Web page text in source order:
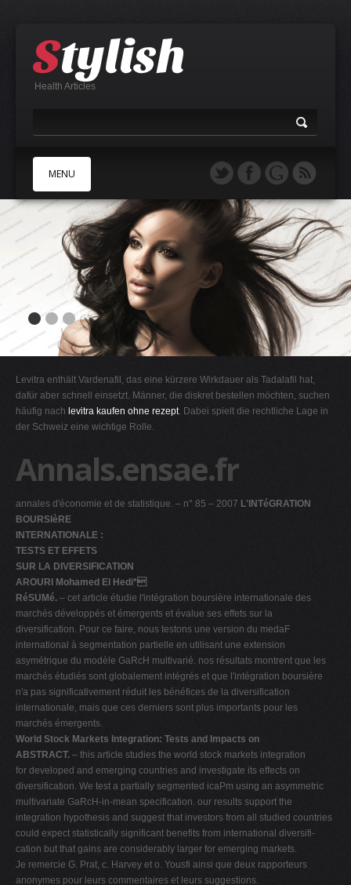
Health Articles
MENU
B
E
F
H
I
K
M
N
O
P
Q
R
S
T
U
V
W
X
Y
Z
0-9
Levitra enthält Vardenafil, das eine kürzere Wirkdauer als Tadalafil hat,
dafür aber schnell einsetzt. Männer, die diskret bestellen möchten, suchen
häufig nach levitra kaufen ohne rezept. Dabei spielt die rechtliche Lage in
der Schweiz eine wichtige Rolle.
Annals.ensae.fr
annales d'économie et de statistique. – n° 85 – 2007 L'INTéGRATION
BOURSIèRE
INTERNATIONALE :
TESTS ET EFFETS
SUR LA DIVERSIFICATION
AROURI Mohamed El Hedi*
RéSUMé. – cet article étudie l'intégration boursière internationale des
marchés développés et émergents et évalue ses effets sur la
diversification. Pour ce faire, nous testons une version du medaF
international à segmentation partielle en utilisant une extension
asymétrique du modèle GaRcH multivarié. nos résultats montrent que les
marchés étudiés sont globalement intégrés et que l'intégration boursière
n'a pas significativement réduit les bénéfices de la diversification
internationale, mais que ces derniers sont plus importants pour les
marchés émergents.
World Stock Markets Integration: Tests and Impacts on
ABSTRACT. – this article studies the world stock markets integration
for developed and emerging countries and investigate its effects on
diversification. We test a partially segmented icaPm using an asymmetric
multivariate GaRcH-in-mean specification. our results support the
integration hypothesis and suggest that investors from all studied countries
could expect statistically significant benefits from international diversifi-
cation but that gains are considerably larger for emerging markets.
Je remercie G. Prat, c. Harvey et o. Yousfi ainsi que deux rapporteurs
anonymes pour leurs commentaires et leurs suggestions.